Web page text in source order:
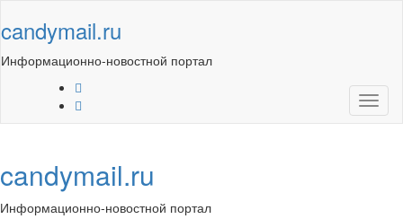
to
content
candymail.ru
Информационно-новостной портал
candymail.ru
Информационно-новостной портал